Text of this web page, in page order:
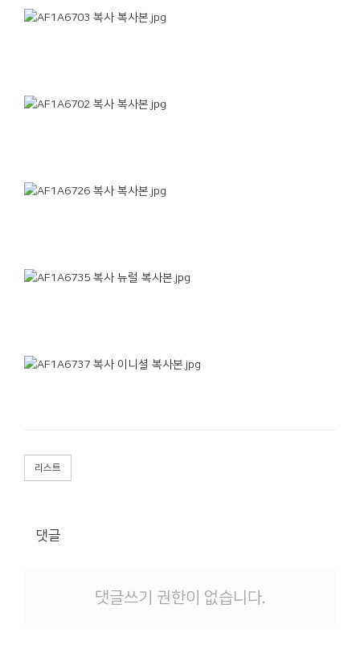
리스트
댓글
댓글쓰기 권한이 없습니다.